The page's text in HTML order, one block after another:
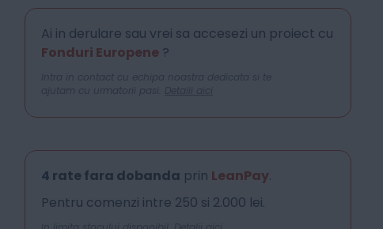
Ai in derulare sau vrei sa accesezi un proiect cu
Fonduri Europene?
Intra in contact cu echipa noastra dedicata si te
ajutam cu urmatorii pasi. Detalii aici
4 rate fara dobanda prin LeanPay.
Pentru comenzi intre 250 si 2.000 lei.